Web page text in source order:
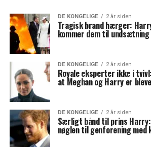
DE KONGELIGE 2 år siden
Tragisk brand hærger:
kommer dem til undsætning
DE KONGELIGE 2 år siden
Royale eksperter ikke i
at Meghan og Harry er
DE KONGELIGE 2 år siden
Særligt bånd til prins
nøglen til genforening med